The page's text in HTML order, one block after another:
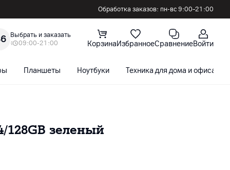
Обработка заказов: пн-вс 9:00–21:00
Выбрать и заказать
09:00-21:00
КорзинаИзбранноеСравнениеВойти
Планшеты Ноутбуки Техника для дома и офиса
128GB зеленый